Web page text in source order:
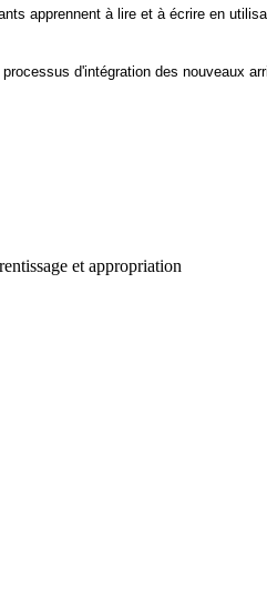
apprennent à lire et à écrire en
d'intégration des nouveaux
et appropriation